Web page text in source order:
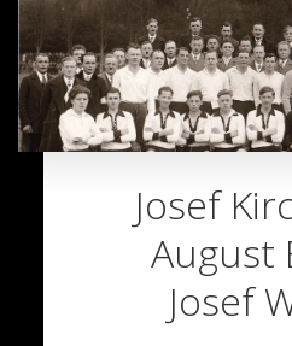
Josef
August
Josef